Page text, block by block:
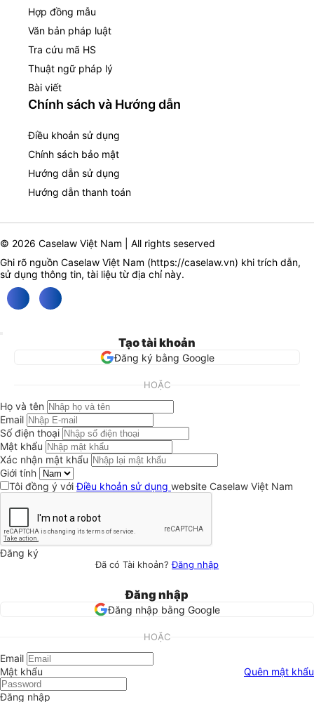
Hợp đồng mẫu
Văn bản pháp luật
Tra cứu mã HS
Thuật ngữ pháp lý
Bài viết
Chính sách và Hướng dẫn
Điều khoản sử dụng
Chính sách bảo mật
Hướng dẫn sử dụng
Hướng dẫn thanh toán
© 2026 Caselaw Việt Nam | All rights seserved
Ghi rõ nguồn Caselaw Việt Nam (https://caselaw.vn) khi trích dẫn,
sử dụng thông tin, tài liệu từ địa chỉ này.
Tạo tài khoản
Đăng ký bằng Google
HOẶC
Họ và tên
Email
Số điện thoại
Mật khẩu
Xác nhận mật khẩu
Giới tính
Tôi đồng ý vớiĐiều khoản sử dụng website Caselaw Việt Nam
Đăng ký
Đã có Tài khoản?Đăng nhập
Đăng nhập
Đăng nhập bằng Google
HOẶC
Email
Mật khẩu
Quên mật khẩu
Đăng nhập